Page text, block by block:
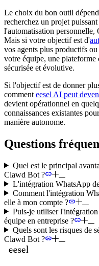
Le choix du bon outil
recherchez un projet
l'automatisation
Mais si votre objectif est d'
vos agents plus productifs
votre équipe, une plateforme
sécurisée et évolutive.
Si l'objectif est de donner
comment eesel AI peut
devient opérationnel en
connaissances existantes
manière autonome.
Questions
Quel est le principal
Clawd Bot ?
L'intégration WhatsApp
Comment l'intégration
elle à mon compte ?
Puis-je utiliser
équipe en entreprise ?
Quels sont les risques de
Clawd Bot ?